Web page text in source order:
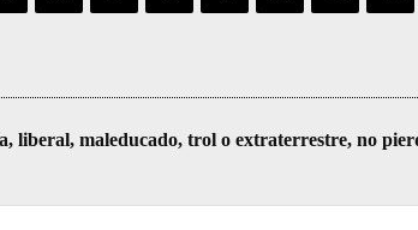
liberal, maleducado, trol o extraterrestre, no